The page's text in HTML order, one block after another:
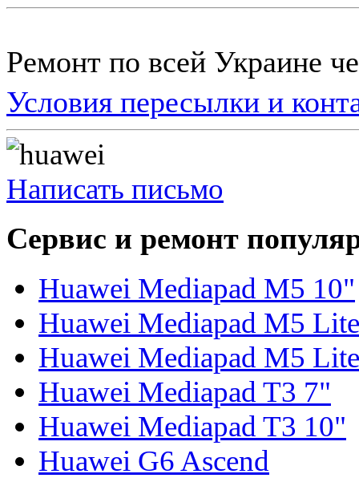
Ремонт по всей Украине
Условия пересылки и
Написать письмо
Сервис и ремонт
Huawei Mediapad M5 10"
Huawei Mediapad M5
Huawei Mediapad M5
Huawei Mediapad T3 7"
Huawei Mediapad T3 10"
Huawei G6 Ascend